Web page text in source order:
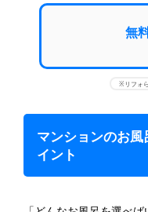
無
※リフォ
マンションのお
イント